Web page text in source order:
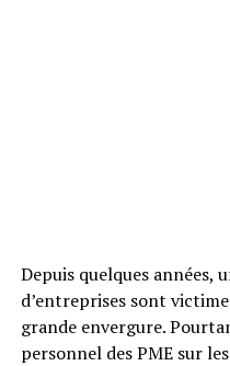
Depuis quelques années,
d’entreprises sont
grande envergure.
personnel des PME sur